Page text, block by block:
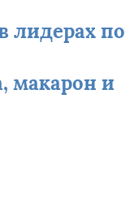
лидерах по
макарон и